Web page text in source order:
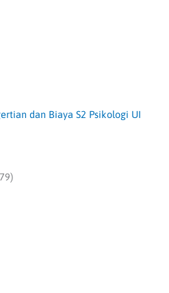
dan Biaya S2 Psikologi UI